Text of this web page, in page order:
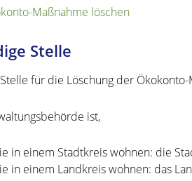
Maßnahme löschen
Stelle
für die Löschung der
ist,
in einem Stadtkreis wohnen: die
in einem Landkreis wohnen: das